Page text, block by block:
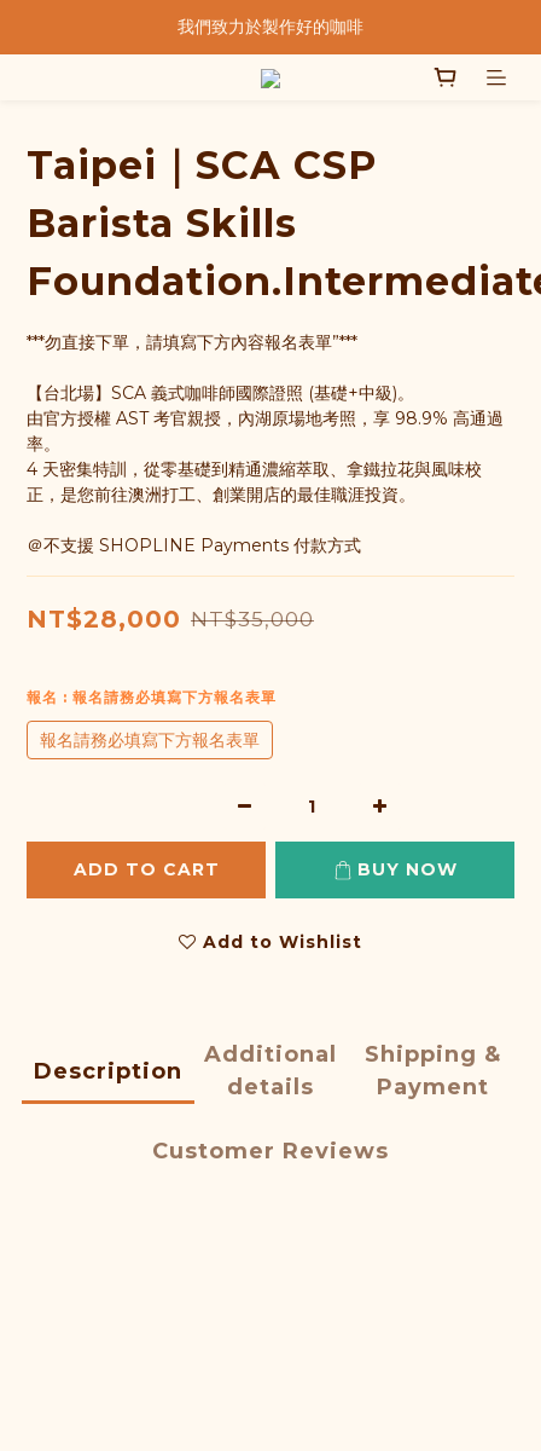
★★歡迎來到暖窩咖啡★★
  我們致力於製作好的咖啡
SCA精品咖啡協會  認證講師親手烘焙
Taipei｜SCA CSP
Barista Skills
***勿直接下單，請填寫下方內容報名表單”***
【台北場】SCA 義式咖啡師國際證照 (基礎+中級)。
由官方授權 AST 考官親授，內湖原場地考照，享 98.9% 高通過
率。
4 天密集特訓，從零基礎到精通濃縮萃取、拿鐵拉花與風味校
正，是您前往澳洲打工、創業開店的最佳職涯投資。
＠不支援 SHOPLINE Payments 付款方式
NT$28,000 NT$35,000
報名 : 報名請務必填寫下方報名表單
報名請務必填寫下方報名表單
ADD TO CART BUY NOW
Add to Wishlist
Description
Additional
details
Shipping &
Payment
Customer Reviews